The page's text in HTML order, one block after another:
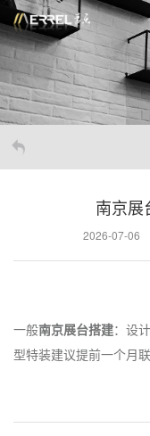
南京展
2026-07-06
一般南京展台搭建：设
型特装建议提前一个月